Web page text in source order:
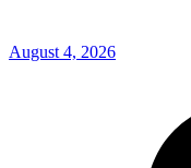
August 4, 2026